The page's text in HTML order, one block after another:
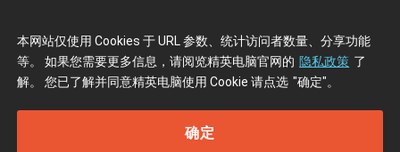
本网站仅使用 Cookies 于 URL 参数、统计访问者数量、分享功能
等。 如果您需要更多信息，请阅览精英电脑官网的 隐私政策 了
解。 您已了解并同意精英电脑使用 Cookie 请点选 "确定"。
确定